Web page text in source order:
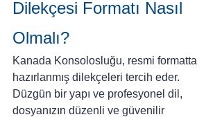
Dilekçesi Formatı Nasıl
Olmalı?
Kanada Konsolosluğu, resmi formatta
hazırlanmış dilekçeleri tercih eder.
Düzgün bir yapı ve profesyonel dil,
dosyanızın düzenli ve güvenilir